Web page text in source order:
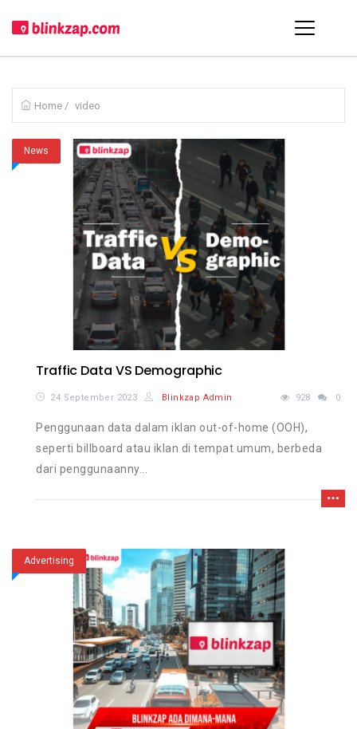
Home / video
News
Traffic Data VS Demographic
24 September 2023 Blinkzap Admin 928 0
Penggunaan data dalam iklan out-of-home (OOH),
seperti billboard atau iklan di tempat umum, berbeda
dari penggunaanny...
Advertising